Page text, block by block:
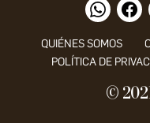
QUIÉNES SOMOS
POLÍTICA DE
©